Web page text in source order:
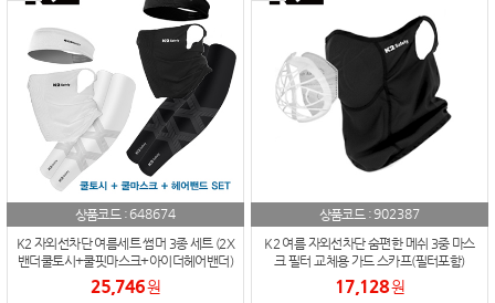
상품코드 : 648674
K2 자외선차단 여름세트 썸머 3종 세트 (2X
밴더쿨토시+쿨핏마스크+아이더헤어밴더)
25,746원
상품코드 :902387
K2 여름 자외선차단 숨편한 메쉬 3중 마스
크 필터 교체용 가드 스카프(필터포함)
17,128원